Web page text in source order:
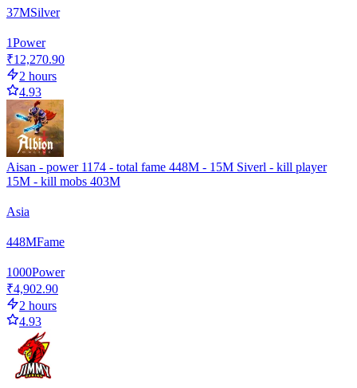
37MSilver
1Power
₹12,270.90
2 hours
4.93
Aisan - power 1174 - total fame 448M - 15M Siverl - kill player
15M - kill mobs 403M
Asia
448MFame
1000Power
₹4,902.90
2 hours
4.93